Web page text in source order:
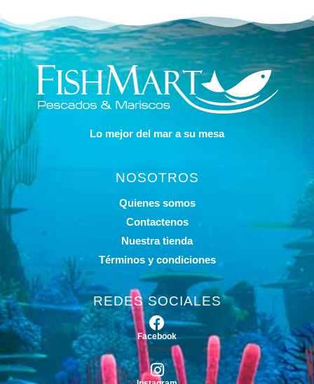
REDES SOCIALES
Facebook
Fishmart
NOSOTROS
Quienes somos
Contactenos
Nuestra tienda
Términos y condiciones
Lo mejor del mar a su mesa